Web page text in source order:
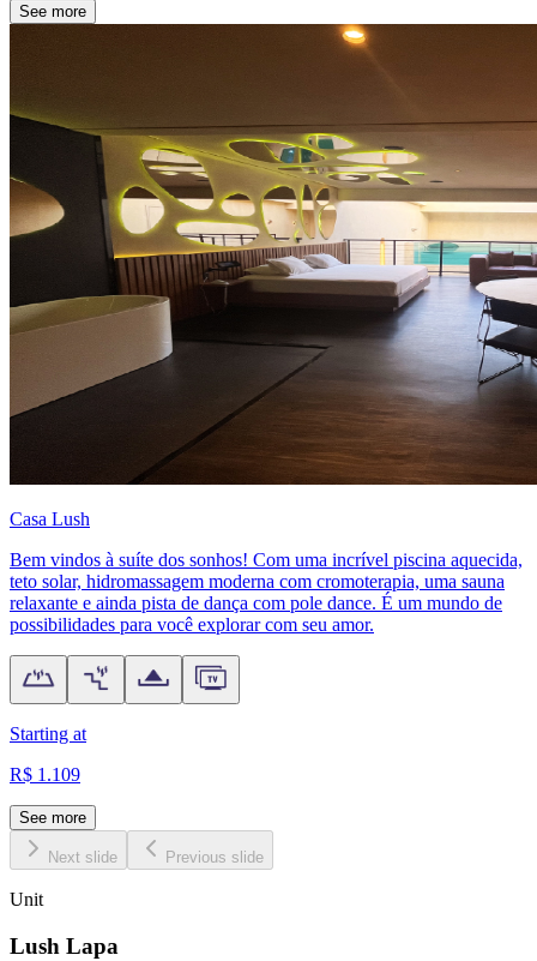
See more
Casa Lush
Bem vindos à suíte dos sonhos! Com uma incrível piscina aquecida,
teto solar, hidromassagem moderna com cromoterapia, uma sauna
relaxante e ainda pista de dança com pole dance. É um mundo de
possibilidades para você explorar com seu amor.
Starting at
R$ 1.109
See more
Next slide Previous slide
Unit
Lush Lapa